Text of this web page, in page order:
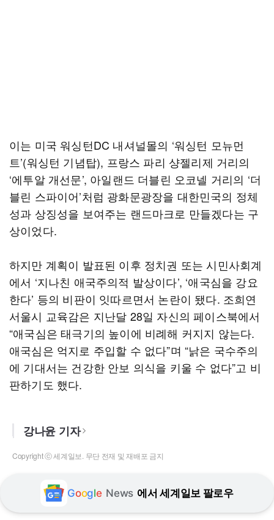
이는 미국 워싱턴DC 내셔널몰의 ‘워싱턴 모뉴먼
트’(워싱턴 기념탑), 프랑스 파리 샹젤리제 거리의
‘에투알 개선문’, 아일랜드 더블린 오코넬 거리의 ‘더
블린 스파이어’처럼 광화문광장을 대한민국의 정체
성과 상징성을 보여주는 랜드마크로 만들겠다는 구
상이었다.
하지만 계획이 발표된 이후 정치권 또는 시민사회계
에서 ‘지나친 애국주의적 발상이다’, ‘애국심을 강요
한다’ 등의 비판이 잇따르면서 논란이 됐다. 조희연
서울시 교육감은 지난달 28일 자신의 페이스북에서
“애국심은 태극기의 높이에 비례해 커지지 않는다.
애국심은 억지로 주입할 수 없다”며 “낡은 국수주의
에 기대서는 건강한 안보 의식을 키울 수 없다”고 비
판하기도 했다.
강나윤 기자
Copyright ⓒ 세계일보. 무단 전재 및 재배포 금지
Google News 에서 세계일보 팔로우